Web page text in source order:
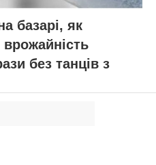
базарі, як
без танців з